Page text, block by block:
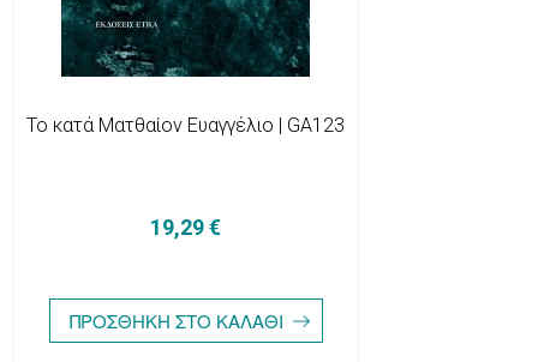
Το κατά Ματθαίον Ευαγγέλιο | GA123
19,29 €